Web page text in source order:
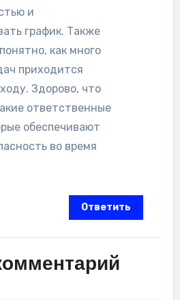
и
график. Также
как много
приходится
Здорово, что
ответственные
обеспечивают
во время
Ответить